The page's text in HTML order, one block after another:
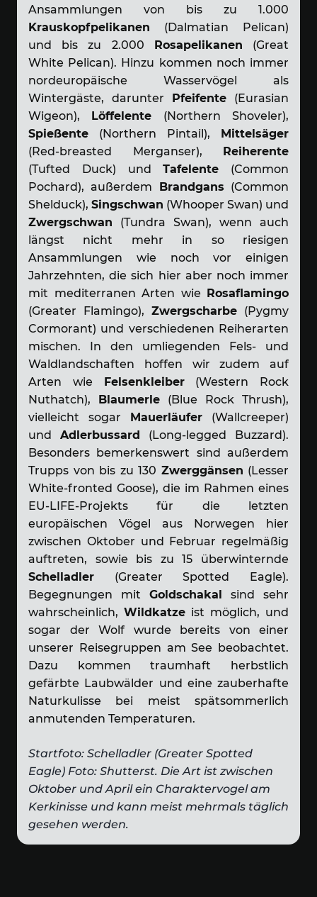
Ansammlungen von bis zu 1.000
Krauskopfpelikanen (Dalmatian Pelican)
und bis zu 2.000
Rosapelikanen (Great
White Pelican). Hinzu kommen noch immer
nordeuropäische Wasservögel als
Wintergäste, darunter
Pfeifente (Eurasian
Wigeon),
Löffelente (Northern Shoveler),
Spießente (Northern Pintail),
Mittelsäger
(Red-breasted Merganser),
Reiherente
(Tufted Duck) undTafelente (Common
Pochard), außerdem
Brandgans (Common
Shelduck), Singschwan (Whooper Swan) und
Zwergschwan (Tundra Swan), wenn auch
längst nicht mehr in so riesigen
Ansammlungen wie noch vor einigen
Jahrzehnten, die sich hier aber noch immer
mit mediterranen Arten wie
Rosaflamingo
(Greater Flamingo), Zwergscharbe (Pygmy
Cormorant) und verschiedenen Reiherarten
mischen. In den umliegenden Fels- und
Waldlandschaften hoffen wir zudem auf
Arten wie
Felsenkleiber(Western Rock
Nuthatch),
Blaumerle (Blue Rock Thrush),
vielleicht sogar
Mauerläufer (Wallcreeper)
und Adlerbussard
(Long-legged Buzzard).
Besonders bemerkenswert sind außerdem
Trupps von bis zu 130 Zwerggänsen (Lesser
White-fronted Goose), die im Rahmen eines
EU-LIFE-Projekts für die letzten
europäischen Vögel aus Norwegen hier
zwischen Oktober und Februar regelmäßig
auftreten, sowie bis zu 15 überwinternde
Schelladler (Greater Spotted Eagle).
Begegnungen mit Goldschakal
sind sehr
wahrscheinlich, Wildkatze ist möglich, und
sogar der Wolf wurde bereits von einer
unserer Reisegruppen am See beobachtet.
Dazu kommen traumhaft herbstlich
gefärbte Laubwälder und eine zauberhafte
Naturkulisse bei meist spätsommerlich
anmutenden Temperaturen.
Startfoto: Schelladler (Greater Spotted
Eagle) Foto: Shutterst. Die Art ist zwischen
Oktober und April ein Charaktervogel am
Kerkinisse und kann meist mehrmals täglich
gesehen werden.